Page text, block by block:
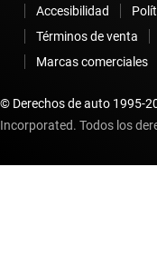
Accesibilidad
Términos de venta
Marcas comerciales
© Derechos de auto 1995-
Incorporated. Todos los